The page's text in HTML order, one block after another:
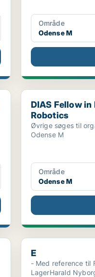
Område
Odense M
DIAS Fellow in
DIAS Fellow
Robotics
Øvrige søges til
Odense M
Område
Odense M
E
E
- Med reference til
LagerHarald